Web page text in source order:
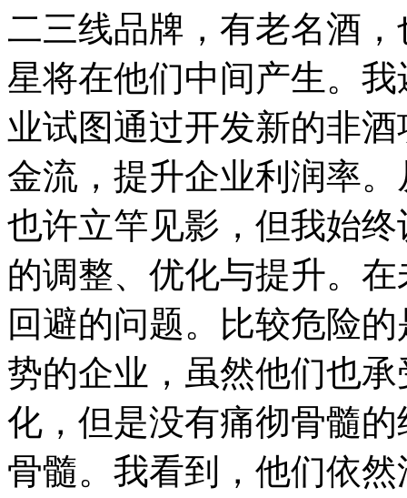
二三线品牌，有老名酒
星将在他们中间产生。
业试图通过开发新的非
金流，提升企业利润率
也许立竿见影，但我始
的调整、优化与提升。
回避的问题。比较危险
势的企业，虽然他们也
化，但是没有痛彻骨髓
骨髓。我看到，他们依